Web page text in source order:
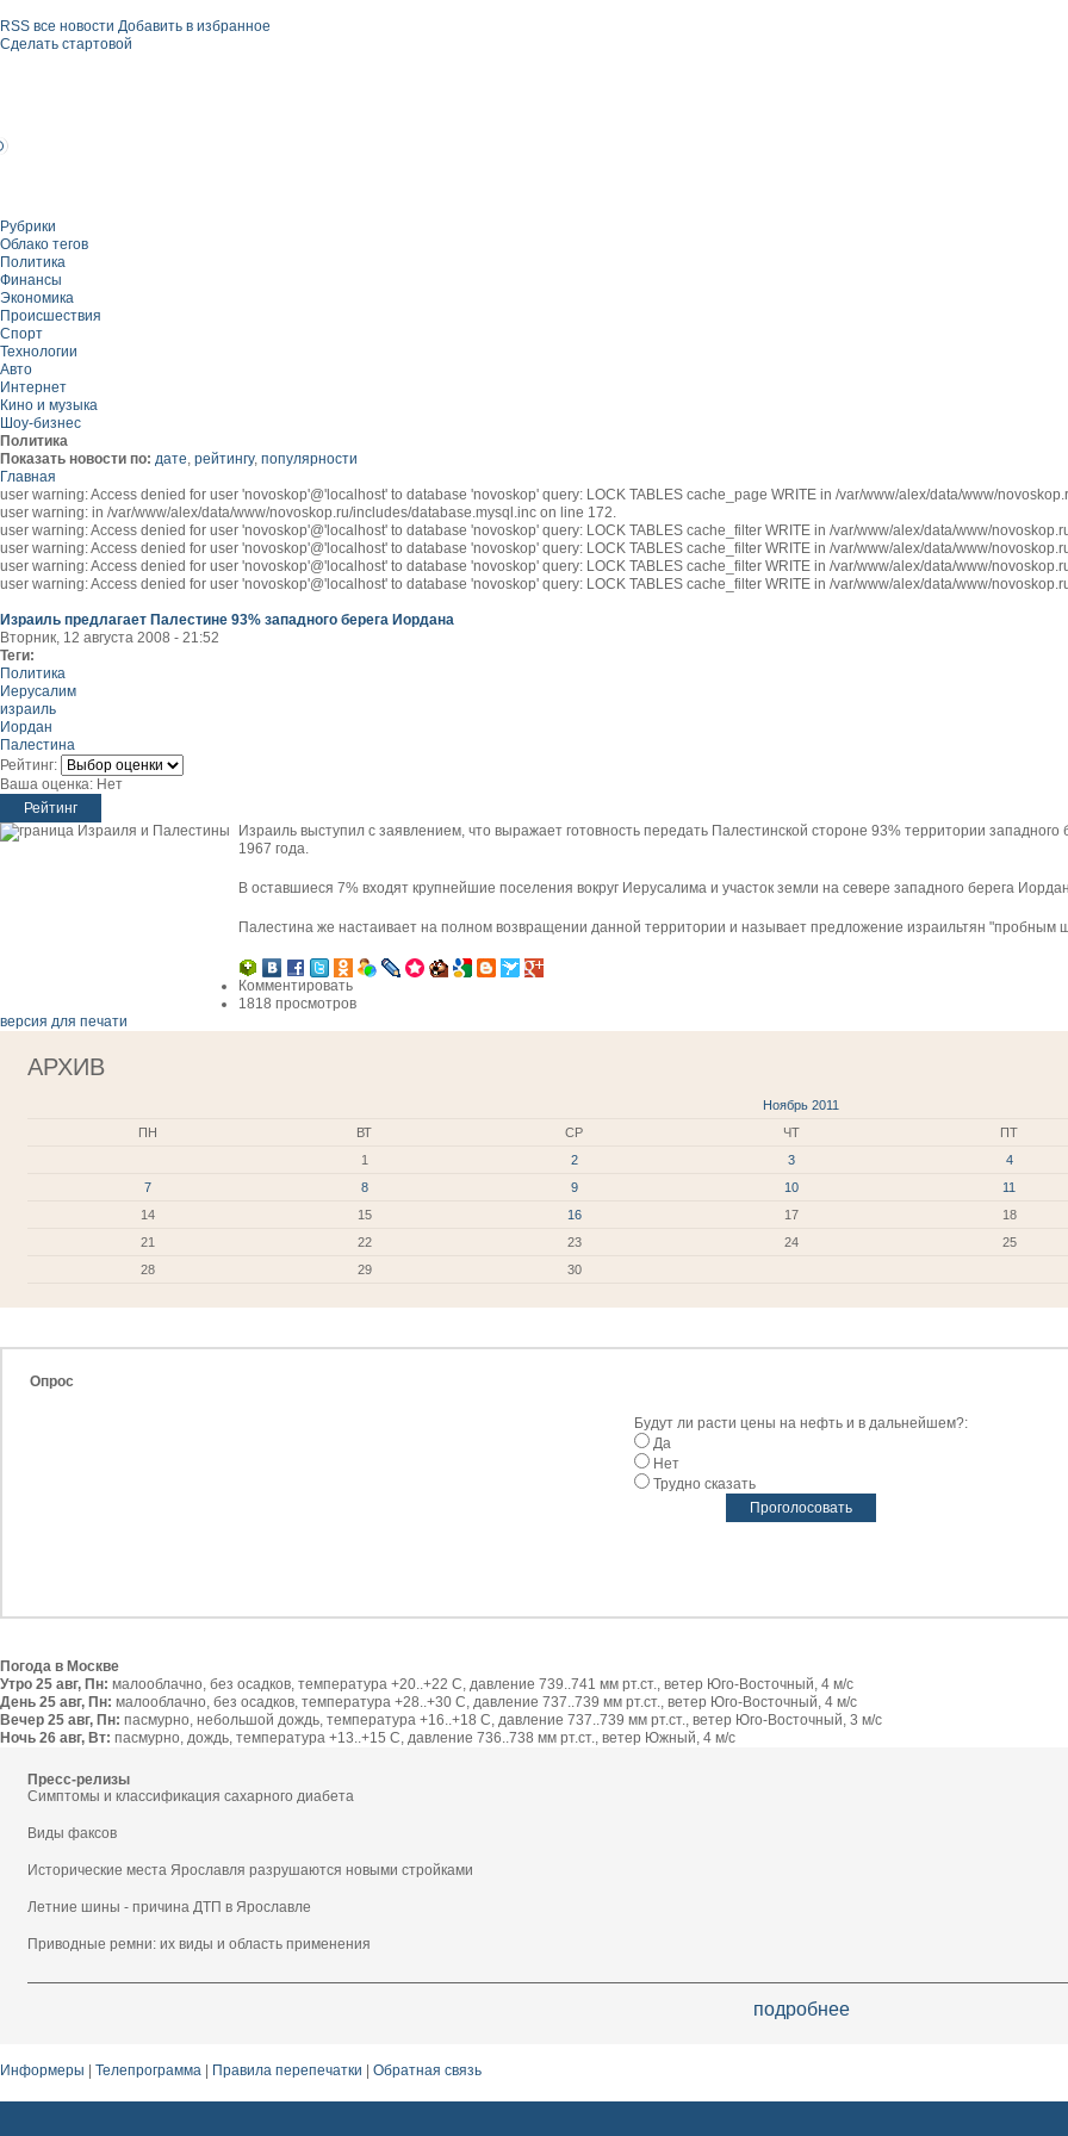
RSS все новости Добавить в избранное
Сделать стартовой
Рубрики
Облако тегов
Политика
Финансы
Экономика
Происшествия
Спорт
Технологии
Авто
Интернет
Кино и музыка
Шоу-бизнес
Политика
Показать новости по: дате, рейтингу, популярности
Главная
user warning: Access denied for user 'novoskop'@'localhost' to database 'novoskop' query: LOCK TABLES cache_page WRITE in /var/www/alex/data/www/
user warning: in /var/www/alex/data/www/novoskop.ru/includes/database.mysql.inc on line 172.
user warning: Access denied for user 'novoskop'@'localhost' to database 'novoskop' query: LOCK TABLES cache_filter WRITE in /var/www/alex/data/www/
user warning: Access denied for user 'novoskop'@'localhost' to database 'novoskop' query: LOCK TABLES cache_filter WRITE in /var/www/alex/data/www/
user warning: Access denied for user 'novoskop'@'localhost' to database 'novoskop' query: LOCK TABLES cache_filter WRITE in /var/www/alex/data/www/
user warning: Access denied for user 'novoskop'@'localhost' to database 'novoskop' query: LOCK TABLES cache_filter WRITE in /var/www/alex/data/www/
Израиль предлагает Палестине 93% западного берега Иордана
Вторник, 12 августа 2008 - 21:52
Теги:
Политика
Иерусалим
израиль
Иордан
Палестина
Рейтинг:
Ваша оценка: Нет
Израиль выступил с заявлением, что выражает готовность передать Палестинской стороне 93% территории
1967 года.
В оставшиеся 7% входят крупнейшие поселения вокруг Иерусалима и участок земли на севере западного берега
Палестина же настаивает на полном возвращении данной территории и называет предложение израильтян "пробным
Комментировать
1818 просмотров
версия для печати
АРХИВ
Ноябрь 2011
ПН
ВТ СР ЧТ ПТ
1
2 3 4
7
8 9 10 11
14
15 16 17 18
21
22 23 24 25
28
29 30
Опрос
Будут ли расти цены на нефть и в дальнейшем?:
Да
Нет
Трудно сказать
Погода в Москве
Утро 25 авг, Пн: малооблачно, без осадков, температура +20..+22 С, давление 739..741 мм рт.ст., ветер Юго-Восточный, 4 м/с
День 25 авг, Пн: малооблачно, без осадков, температура +28..+30 С, давление 737..739 мм рт.ст., ветер Юго-Восточный, 4 м/с
Вечер 25 авг, Пн: пасмурно, небольшой дождь, температура +16..+18 С, давление 737..739 мм рт.ст., ветер Юго-Восточный, 3 м/с
Ночь 26 авг, Вт: пасмурно, дождь, температура +13..+15 С, давление 736..738 мм рт.ст., ветер Южный, 4 м/с
Пресс-релизы
Симптомы и классификация сахарного диабета
Виды факсов
Исторические места Ярославля разрушаются новыми стройками
Летние шины - причина ДТП в Ярославле
Приводные ремни: их виды и область применения
подробнее
Информеры Телепрограмма Правила перепечатки Обратная связь